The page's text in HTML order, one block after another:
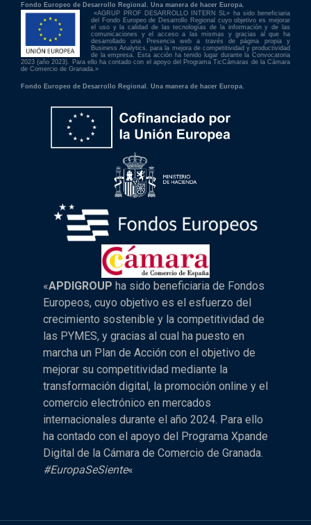
Fondo Europeo de Desarrollo Regional. Una manera de hacer Europa.
«AGRUP PROF DESARROLLO INTERN SL» ha sido beneficiaria
del Fondo Europeo de Desarrollo Regional cuyo objetivo es mejorar
el uso y la calidad de las tecnologías de la información y de las
comunicaciones y el acceso a las mismas y gracias al que ha
desarrollado una Presencia web a través de página propia y
Business Analytics, para la mejora de competitividad y productividad
de la empresa. Esta acción ha tenido lugar durante la Convocatoria
2023 (año 2023). Para ello ha contado con el apoyo del Programa TicCámaras de la Cámara
de Comercio de Granada.»
Fondo Europeo de Desarrollo Regional. Una manera de hacer Europa.
«APDIGROUP ha sido beneficiaria de Fondos
Europeos, cuyo objetivo es el esfuerzo del
crecimiento sostenible y la competitividad de
las PYMES, y gracias al cual ha puesto en
marcha un Plan de Acción con el objetivo de
mejorar su competitividad mediante la
transformación digital, la promoción online y el
comercio electrónico en mercados
internacionales durante el año 2024. Para ello
ha contado con el apoyo del Programa Xpande
Digital de la Cámara de Comercio de Granada.
#EuropaSeSiente«